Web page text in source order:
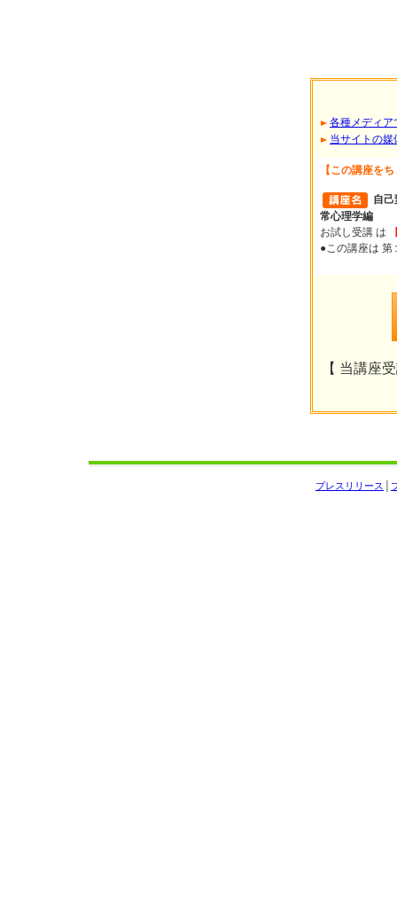
各種メディア
当サイトの媒
【この講座を
自
常心理学編
お試し受講 は
●この講座は 第
【 当講座
プレスリリース